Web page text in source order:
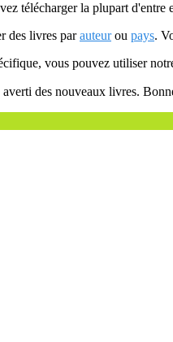
télécharger la plupart
des livres parauteurou pays.
vous pouvez utiliser
averti des nouveaux livres.